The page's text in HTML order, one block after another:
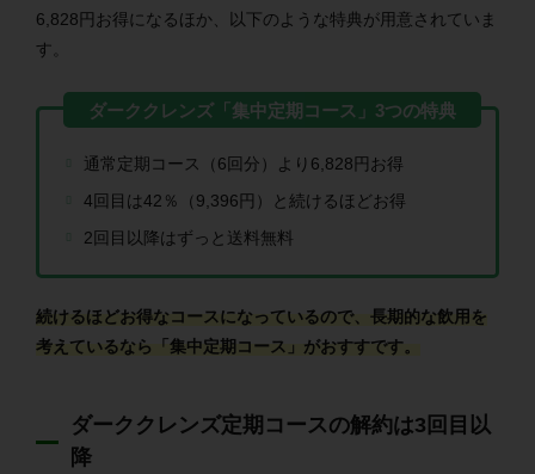
6,828円お得になるほか、以下のような特典が用意されていま
す。
通常定期コース（6回分）より6,828円お得
4回目は42％（9,396円）と続けるほどお得
2回目以降はずっと送料無料
続けるほどお得なコースになっているので、長期的な飲用を
考えているなら「集中定期コース」がおすすです。
ダーククレンズ定期コースの解約は3回目以
降